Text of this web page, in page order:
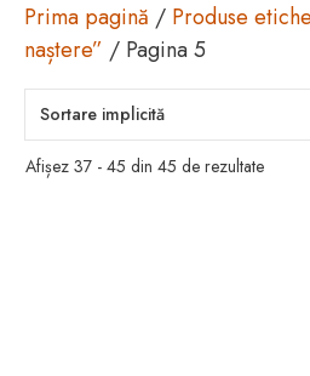
Prima pagină / Produse
naștere” / Pagina 5
Afișez 37 - 45 din 45 de rezultate